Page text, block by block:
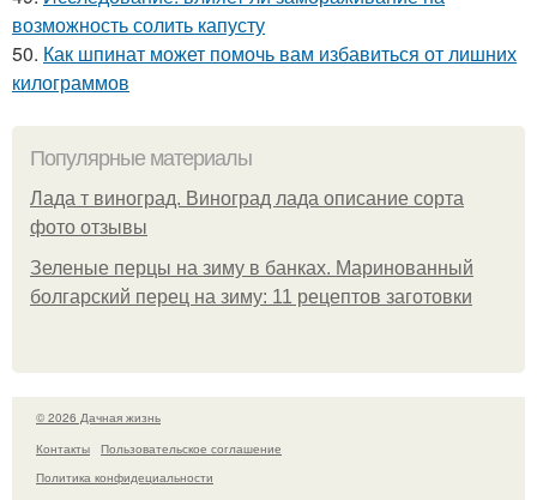
возможность солить капусту
50. Как шпинат может помочь вам избавиться от лишних
килограммов
Популярные материалы
Лада т виноград. Виноград лада описание сорта
фото отзывы
Зеленые перцы на зиму в банках. Маринованный
болгарский перец на зиму: 11 рецептов заготовки
© 2026 Дачная жизнь
Контакты
Пользовательское соглашение
Политика конфидециальности